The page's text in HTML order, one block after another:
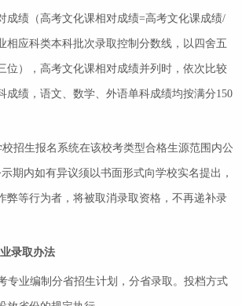
成绩（高考文化课相对成绩=高考文化课成绩/
相应科类本科批次录取控制分数线，以四舍五
位），高考文化课相对成绩并列时，依次比较
成绩，语文、数学、外语单科成绩均按满分150
招生报名系统在该校考类型合格生源范围内公
期内如有异议须以书面形式向学校实名提出，
弊等行为者，将被取消录取资格，不再递补录
录取办法
专业编制分省招生计划，分省录取。投档方式